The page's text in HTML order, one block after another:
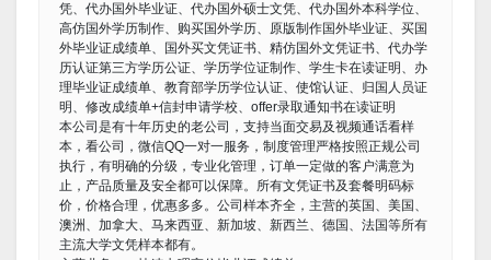
凭、代办国外毕业证、代办国外硕士文凭、代办国外本科学位、
高仿国外学历制作、购买国外学历、原版制作国外毕业证、买国
外毕业证成绩单、国外买文凭证书、精仿国外文凭证书、代办学
历认证第三方学历公证、学历学位证制作、学生卡在读证明、办
理毕业证成绩单、教育部学历学位认证、使馆认证、归国人员证
明、修改成绩单+信封申请学校、offer录取通知书在读证明
本公司是有十年历史的老公司，支持当面交易及视频通话看样
本，看公司，微信QQ一对一服务，制度管理严格按照正规公司
执行，有明确的分级，专业化管理，订单一定做的客户满意为
止，产品质量及安全都可以保障。所有文凭证书及套餐明码标
价，价格合理，优惠多多。公司样本齐全，主营的英国、美国、
澳洲、加拿大、马来西亚、新加坡、新西兰、德国、法国等所有
主流大学文凭样本都有。